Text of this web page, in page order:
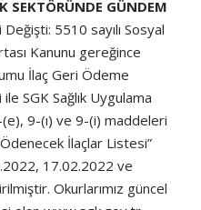
SEKTÖRÜNDE GÜNDEM
5510 sayılı Sosyal
Kanunu gereğince
İlaç Geri Ödeme
SGK Sağlık Uygulama
9-(ı) ve 9-(i) maddeleri
İlaçlar Listesi”
17.02.2022 ve
Okurlarımız güncel